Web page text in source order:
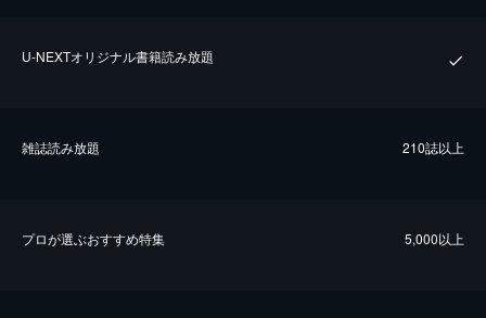
U-NEXTオリジナル書籍読み放題
雑誌読み放題 210誌以上
プロが選ぶおすすめ特集 5,000以上